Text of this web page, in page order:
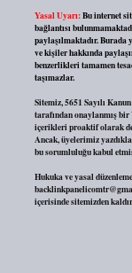
Yasal Uyarı:Bu internet
bağlantısı
paylaşılmaktadır.
ve kişiler hakkında
benzerlikleri tamamen
taşımazlar.
Sitemiz, 5651 Sayılı
tarafından onaylanmış bir
içerikleri proaktif olarak
Ancak, üyelerimiz
bu sorumluluğu kabul
Hukuka ve yasal
içerisinde sitemizden